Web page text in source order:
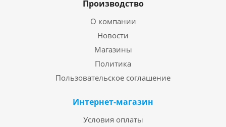
Производство
О компании
Новости
Магазины
Политика
Пользовательское соглашение
Интернет-магазин
Условия оплаты